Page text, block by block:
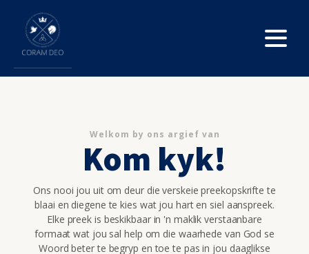
Welkom by ons argief van
Kom kyk!
Ons nooi jou uit om deur die verskeie preekopskrifte te
blaai en diegene te kies wat jou hart en siel aanspreek.
Elke preek is beskikbaar in 'n maklik verstaanbare
formaat wat jou sal help om die waarhede van God se
Woord beter te begryp en toe te pas in jou daaglikse